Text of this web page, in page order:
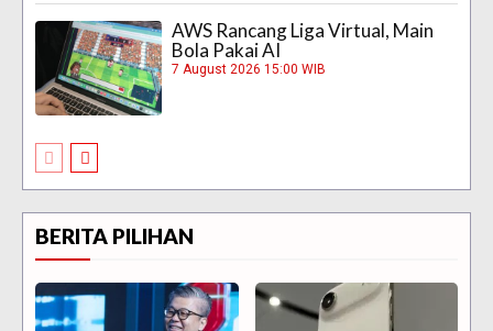
AWS Rancang Liga Virtual, Main
Bola Pakai AI
7 August 2026 15:00 WIB
BERITA PILIHAN